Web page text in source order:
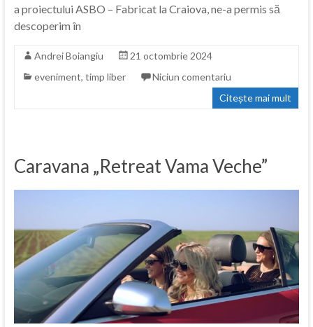
a proiectului ASBO – Fabricat la Craiova, ne-a permis să
descoperim în
Andrei Boiangiu
21 octombrie 2024
eveniment, timp liber
Niciun comentariu
Citește mai mult
Caravana „Retreat Vama Veche”